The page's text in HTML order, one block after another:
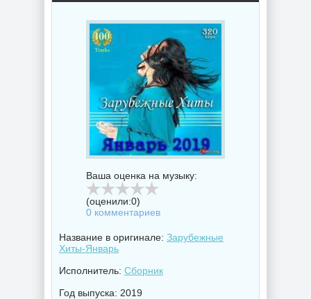
Ваша оценка на музыку:
(оценили:0)
0 комментариев
Название в оригинале: Зарубежные
Хиты-Январь
Исполнитель: Сборник
Год выпуска: 2019